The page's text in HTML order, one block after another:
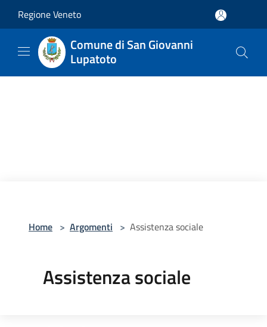
Regione Veneto
Comune di San Giovanni
Lupatoto
Home > Argomenti > Assistenza sociale
Assistenza sociale